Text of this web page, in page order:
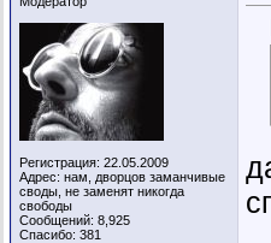
Регистрация: 22.05.2009
Адрес: нам, дворцов заманчивые
своды, не заменят никогда
свободы
Сообщений: 8,925
Спасибо: 381